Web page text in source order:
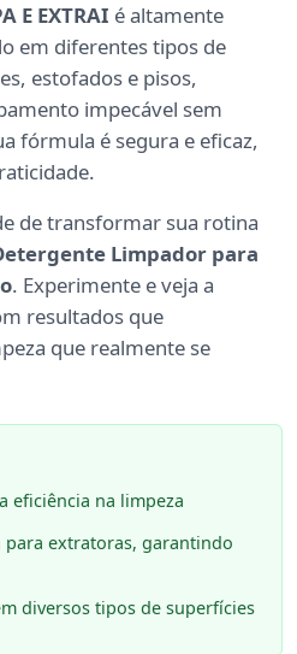
E EXTRAI é altamente
em diferentes tipos de
estofados e pisos,
impecável sem
fórmula é segura e eficaz,
de transformar sua rotina
Limpador para
. Experimente e veja a
resultados que
que realmente se
eficiência na limpeza
para extratoras, garantindo
diversos tipos de superfícies